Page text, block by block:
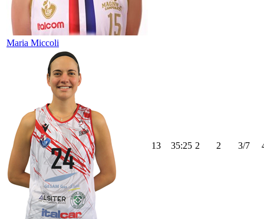
Maria Miccoli
13 35:25 2 2 3/7